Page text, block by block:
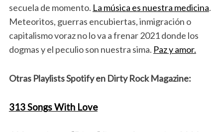
secuela de momento. La música es nuestra medicina.
Meteoritos, guerras encubiertas, inmigración o
capitalismo voraz no lo va a frenar 2021 donde los
dogmas y el peculio son nuestra sima. Paz y amor.
Otras Playlists Spotify en Dirty Rock Magazine:
313 Songs With Love